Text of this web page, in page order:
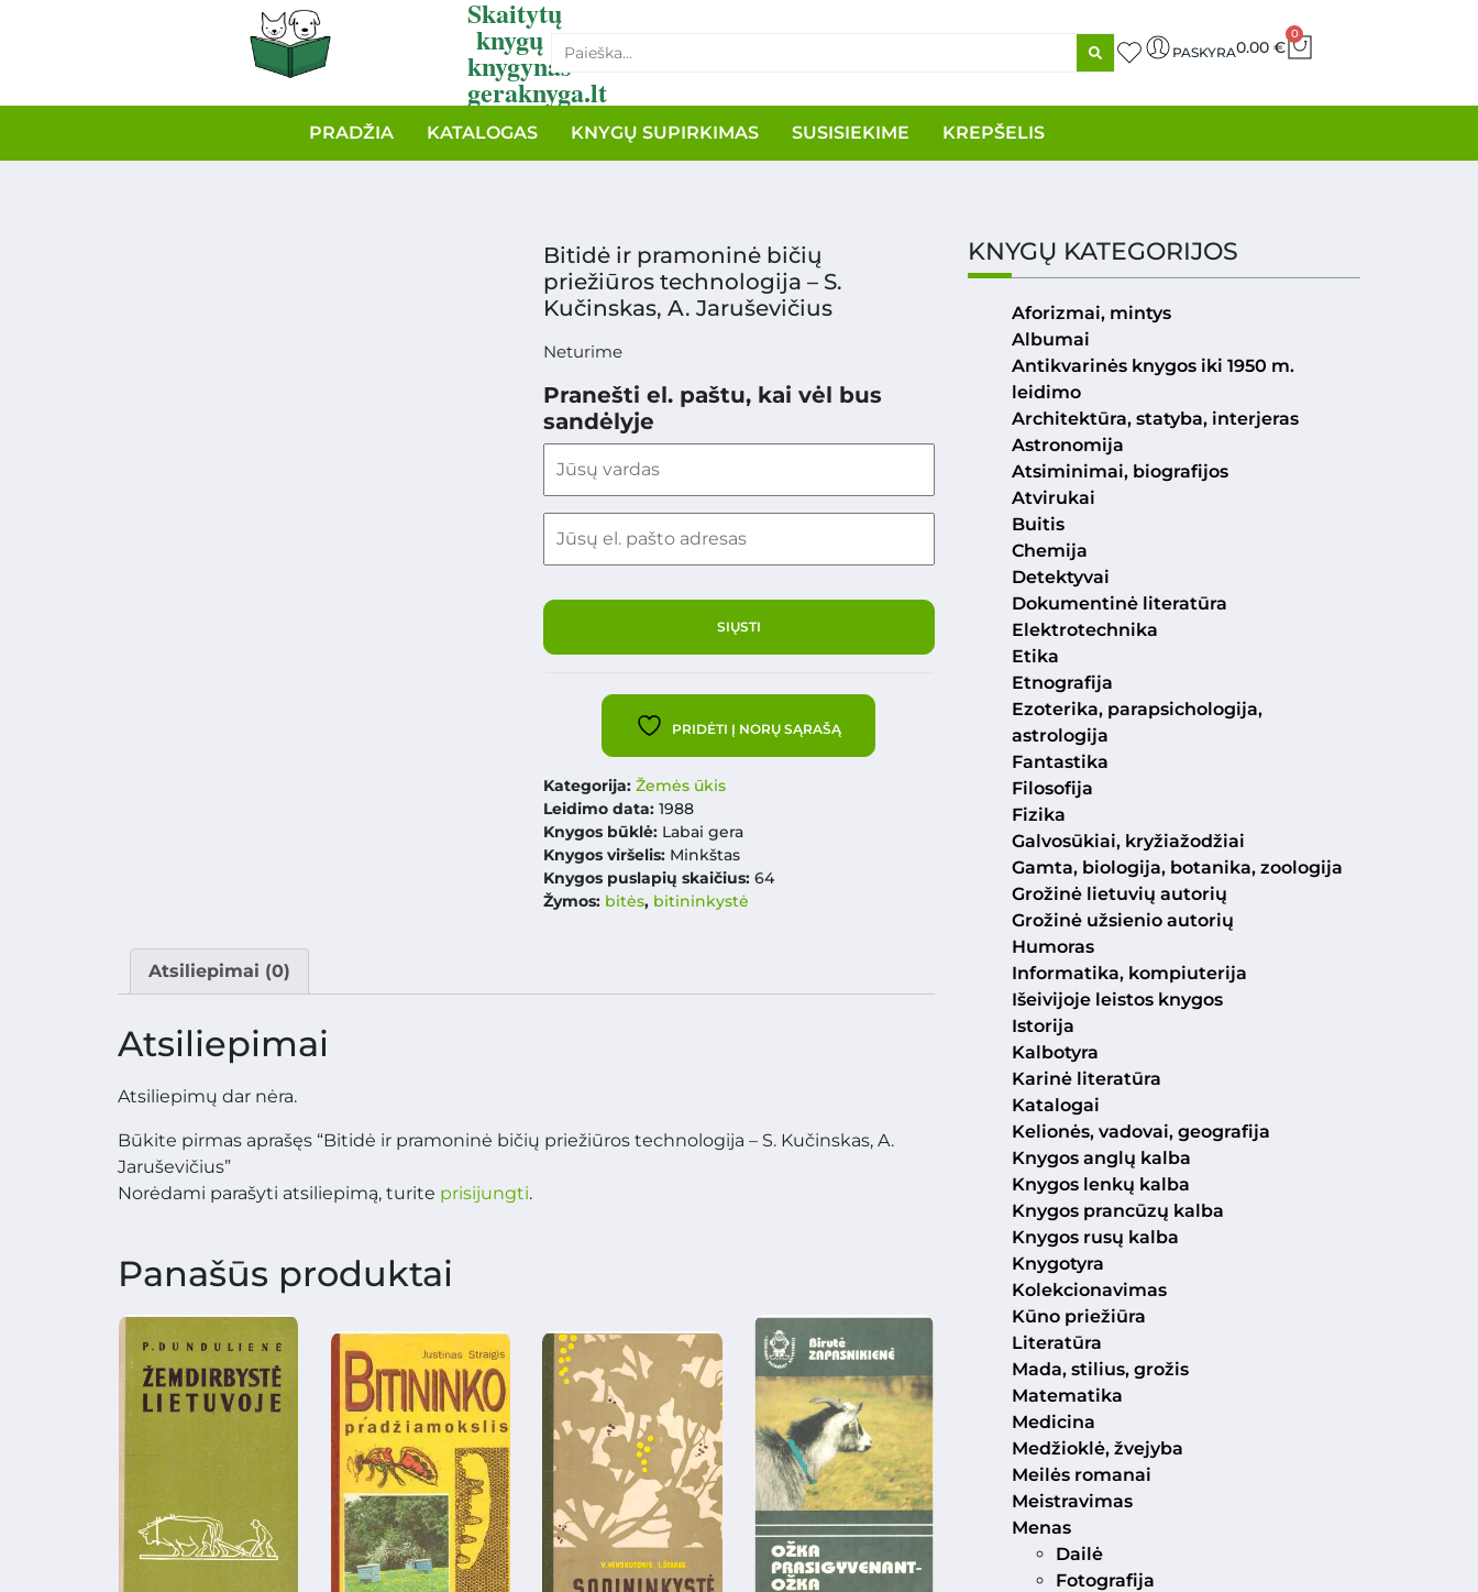
Skaitytų
knygų
knygynas
geraknyga.lt
PASKYRA0.00 €
0
PRADŽIA KATALOGAS KNYGŲ SUPIRKIMAS SUSISIEKIME KREPŠELIS
Bitidė ir pramoninė bičių
priežiūros technologija – S.
Kučinskas, A. Jaruševičius
Neturime
Pranešti el. paštu, kai vėl bus
sandėlyje
PRIDĖTI Į NORŲ SĄRAŠĄ
Kategorija: Žemės ūkis
Leidimo data:1988
Knygos būklė: Labai gera
Knygos viršelis: Minkštas
Knygos puslapių skaičius: 64
Žymos: bitės, bitininkystė
Atsiliepimai (0)
Atsiliepimai
Atsiliepimų dar nėra.
Būkite pirmas aprašęs “Bitidė ir pramoninė bičių priežiūros technologija – S. Kučinskas, A.
Jaruševičius”
Norėdami parašyti atsiliepimą, turite prisijungti.
Panašūs produktai
KNYGŲ KATEGORIJOS
Aforizmai, mintys
Albumai
Antikvarinės knygos iki 1950 m.
leidimo
Architektūra, statyba, interjeras
Astronomija
Atsiminimai, biografijos
Atvirukai
Buitis
Chemija
Detektyvai
Dokumentinė literatūra
Elektrotechnika
Etika
Etnografija
Ezoterika, parapsichologija,
astrologija
Fantastika
Filosofija
Fizika
Galvosūkiai, kryžiažodžiai
Gamta, biologija, botanika, zoologija
Grožinė lietuvių autorių
Grožinė užsienio autorių
Humoras
Informatika, kompiuterija
Išeivijoje leistos knygos
Istorija
Kalbotyra
Karinė literatūra
Katalogai
Kelionės, vadovai, geografija
Knygos anglų kalba
Knygos lenkų kalba
Knygos prancūzų kalba
Knygos rusų kalba
Knygotyra
Kolekcionavimas
Kūno priežiūra
Literatūra
Mada, stilius, grožis
Matematika
Medicina
Medžioklė, žvejyba
Meilės romanai
Meistravimas
Menas
Dailė
Fotografija